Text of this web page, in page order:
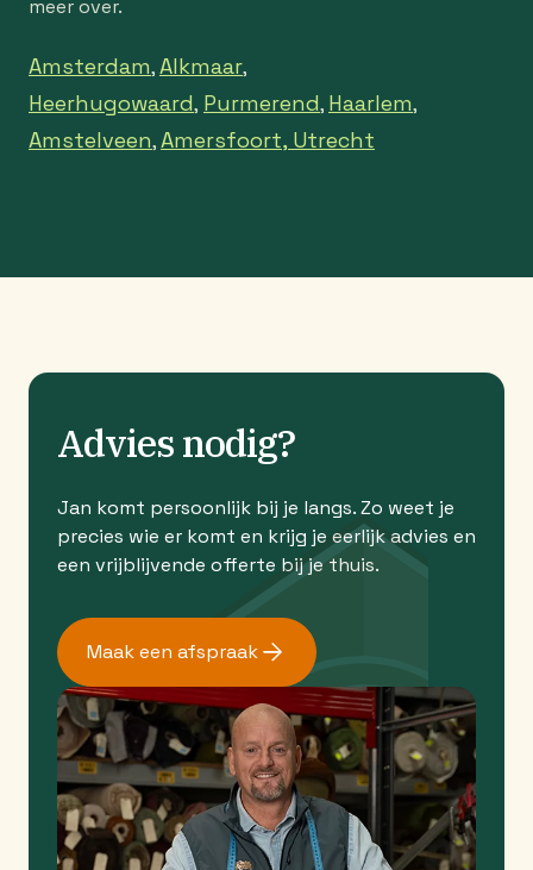
meer over.
Amsterdam,Alkmaar,
Heerhugowaard, Purmerend, Haarlem,
Amstelveen,Amersfoort, Utrecht
Advies nodig?
Jan komt persoonlijk bij je langs. Zo weet je
precies wie er komt en krijg je eerlijk advies en
een vrijblijvende offerte bij je thuis.
Maak een afspraak